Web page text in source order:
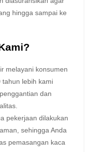
hingga sampai ke
melayani konsumen
tahun lebih kami
dan
pekerjaan dilakukan
sehingga Anda
pemasangan kaca